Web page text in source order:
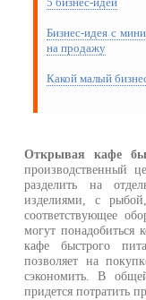
Бизнес-идея с
на продажу
Какой малый
Открывая кафе
производственный
разделить на
изделиями, с
соответствующее
могут понадобиться
кафе быстрого
позволяет на
сэкономить. В
придется потратить